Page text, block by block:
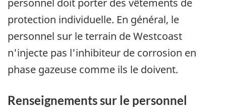
personnel doit porter des vêtements de
protection individuelle. En général, le
personnel sur le terrain de Westcoast
n'injecte pas l'inhibiteur de corrosion en
phase gazeuse comme ils le doivent.
Renseignements sur le personnel